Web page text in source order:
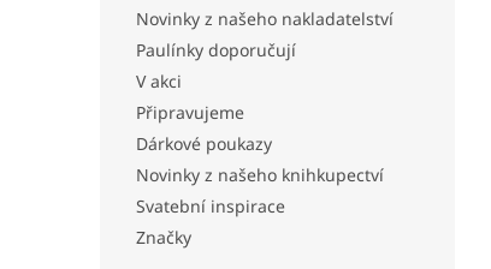
Novinky z našeho nakladatelství
Paulínky doporučují
V akci
Připravujeme
Dárkové poukazy
Novinky z našeho knihkupectví
Svatební inspirace
Značky